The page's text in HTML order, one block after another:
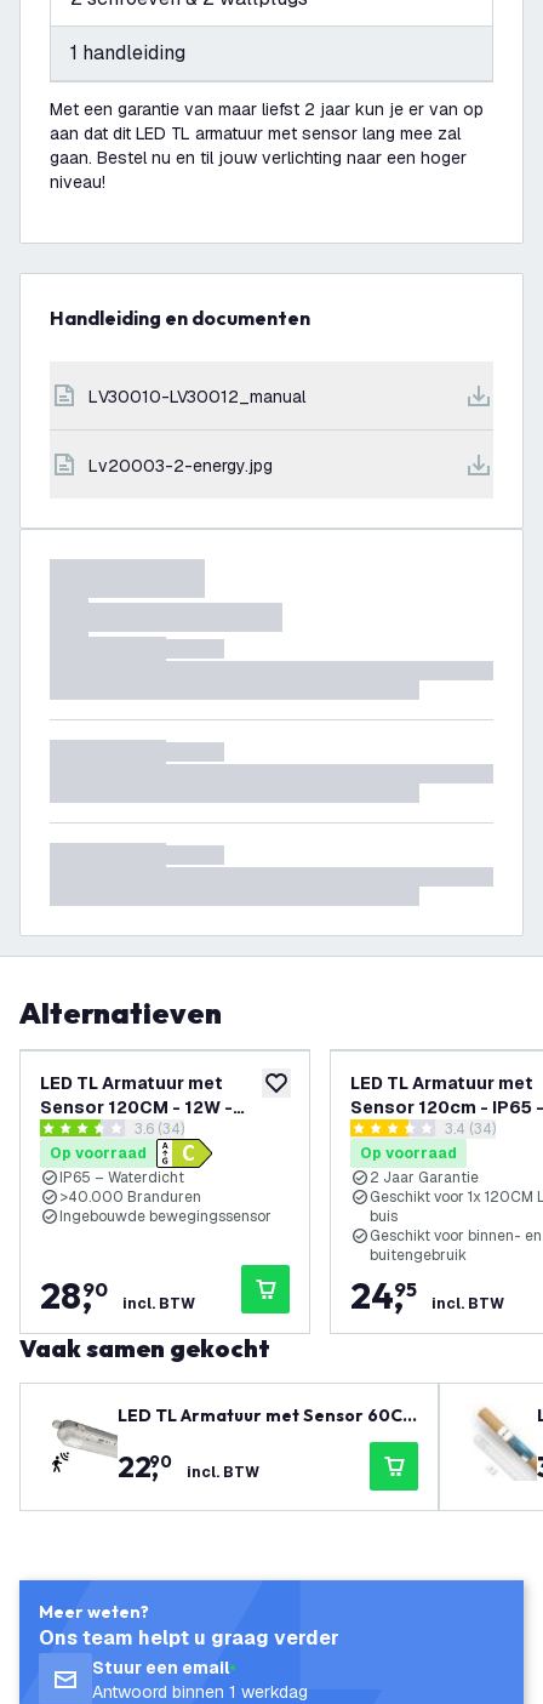
1 handleiding
Met een garantie van maar liefst 2 jaar kun je er van op
aan dat dit LED TL armatuur met sensor lang mee zal
gaan. Bestel nu en til jouw verlichting naar een hoger
niveau!
Handleiding en documenten
LV30010-LV30012_manual
lv20003-2-energy.jpg
Alternatieven
toevoegen aan verlanglijst
LED TL Armatuur met
Sensor 120CM - 12W -
6500K - IP65 - Incl.
LumiLEDs LED TL
reviews drawer openen
3.6 score sterren3.6 (34)
Op voorraad
IP65 – Waterdicht
>40.000 Branduren
Ingebouwde bewegingssensor
28,
90
incl. BTW
LED TL Armatuur met
Sensor 120cm - IP65 -
Clips
reviews
3.4 score sterren3.4 (34)
Op voorraad
2 Jaar Garantie
Geschikt voor 1x 120CM
buis
Geschikt voor binnen- en
buitengebruik
24,
95
incl. BTW
Vaak samen gekocht
LED TL Armatuur met Sensor 60CM
- 7W - 4000K - IP65 - Incl. LumiLED
s LED TL
22,
90 incl. BTW
Meer weten?
Ons team helpt u graag verder
Stuur een email
Antwoord binnen 1 werkdag